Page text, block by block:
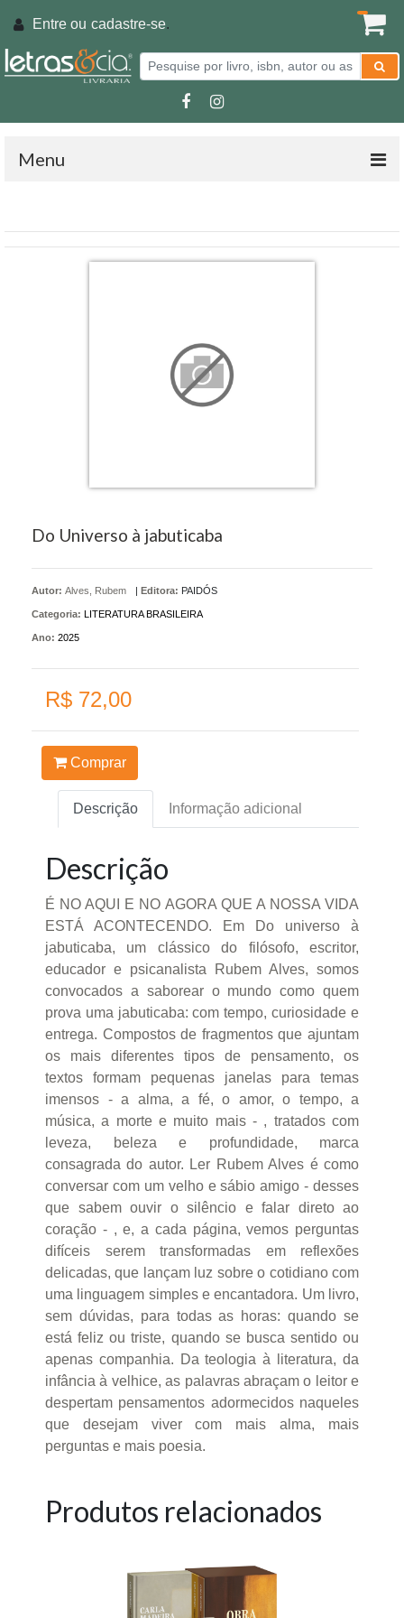
Entre ou cadastre-se.
Menu
Do Universo à jabuticaba
Autor: Alves, Rubem | Editora: PAIDÓS
Categoria: LITERATURA BRASILEIRA
Ano: 2025
R$ 72,00
Comprar
Descrição Informação adicional
Descrição
É NO AQUI E NO AGORA QUE A NOSSA VIDA
ESTÁ ACONTECENDO. Em Do universo à
jabuticaba, um clássico do filósofo, escritor,
educador e psicanalista Rubem Alves, somos
convocados a saborear o mundo como quem
prova uma jabuticaba: com tempo, curiosidade e
entrega. Compostos de fragmentos que ajuntam
os mais diferentes tipos de pensamento, os
textos formam pequenas janelas para temas
imensos - a alma, a fé, o amor, o tempo, a
música, a morte e muito mais - , tratados com
leveza, beleza e profundidade, marca
consagrada do autor. Ler Rubem Alves é como
conversar com um velho e sábio amigo - desses
que sabem ouvir o silêncio e falar direto ao
coração - , e, a cada página, vemos perguntas
difíceis serem transformadas em reflexões
delicadas, que lançam luz sobre o cotidiano com
uma linguagem simples e encantadora. Um livro,
sem dúvidas, para todas as horas: quando se
está feliz ou triste, quando se busca sentido ou
apenas companhia. Da teologia à literatura, da
infância à velhice, as palavras abraçam o leitor e
despertam pensamentos adormecidos naqueles
que desejam viver com mais alma, mais
perguntas e mais poesia.
Produtos relacionados